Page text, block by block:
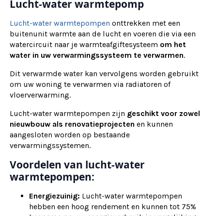
Lucht-water warmtepomp
Lucht-water warmtepompen onttrekken met een
buitenunit warmte aan de lucht en voeren die via een
watercircuit naar je warmteafgiftesysteem om het
water in uw verwarmingssysteem te verwarmen.
Dit verwarmde water kan vervolgens worden gebruikt
om uw woning te verwarmen via radiatoren of
vloerverwarming.
Lucht-water warmtepompen zijn geschikt voor zowel
nieuwbouw als renovatieprojecten en kunnen
aangesloten worden op bestaande
verwarmingssystemen.
Voordelen van lucht-water
warmtepompen:
Energiezuinig: Lucht-water warmtepompen
hebben een hoog rendement en kunnen tot 75%